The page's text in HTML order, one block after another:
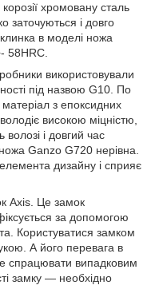
хромовану сталь
заточуються і довго
в моделі ножа
58HRC.
використовували
під назвою G10. По
з епоксидних
високою міцністю,
і довгий час
Ganzo G720 нерівна.
дизайну і сприяє
Axis. Це замок
за допомогою
Користуватися замком
А його перевага в
спрацювати випадковим
замку — необхідно